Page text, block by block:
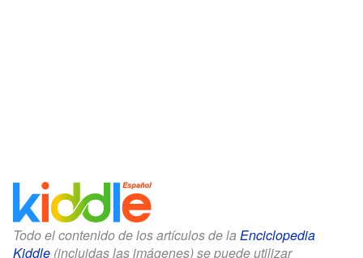
Todo el contenido de los artículos de la Enciclopedia
Kiddle (incluidas las imágenes) se puede utilizar